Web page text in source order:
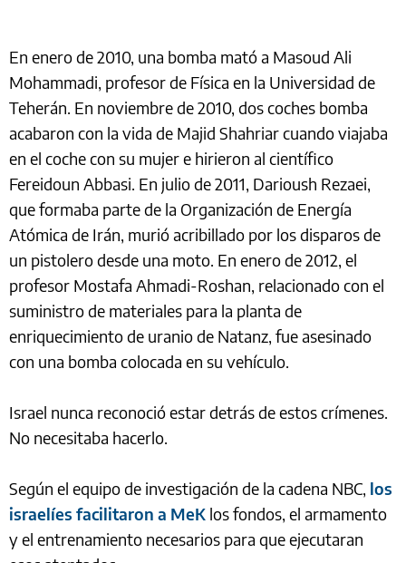
En enero de 2010, una bomba mató a Masoud Ali
Mohammadi, profesor de Física en la Universidad de
Teherán. En noviembre de 2010, dos coches bomba
acabaron con la vida de Majid Shahriar cuando viajaba
en el coche con su mujer e hirieron al científico
Fereidoun Abbasi. En julio de 2011, Darioush Rezaei,
que formaba parte de la Organización de Energía
Atómica de Irán, murió acribillado por los disparos de
un pistolero desde una moto. En enero de 2012, el
profesor Mostafa Ahmadi-Roshan, relacionado con el
suministro de materiales para la planta de
enriquecimiento de uranio de Natanz, fue asesinado
con una bomba colocada en su vehículo.
Israel nunca reconoció estar detrás de estos crímenes.
No necesitaba hacerlo.
Según el equipo de investigación de la cadena NBC, los
israelíes facilitaron a MeK los fondos, el armamento
y el entrenamiento necesarios para que ejecutaran